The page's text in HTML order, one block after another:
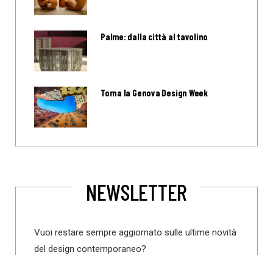
Palme: dalla città al tavolino
Torna la Genova Design Week
NEWSLETTER
Vuoi restare sempre aggiornato sulle ultime novità
del design contemporaneo?